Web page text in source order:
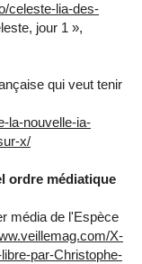
celeste-lia-des-
jour 1 »,
qui veut tenir
la-nouvelle-ia-
x/
ordre médiatique
média de l'Espèce
X-
par-Christophe-